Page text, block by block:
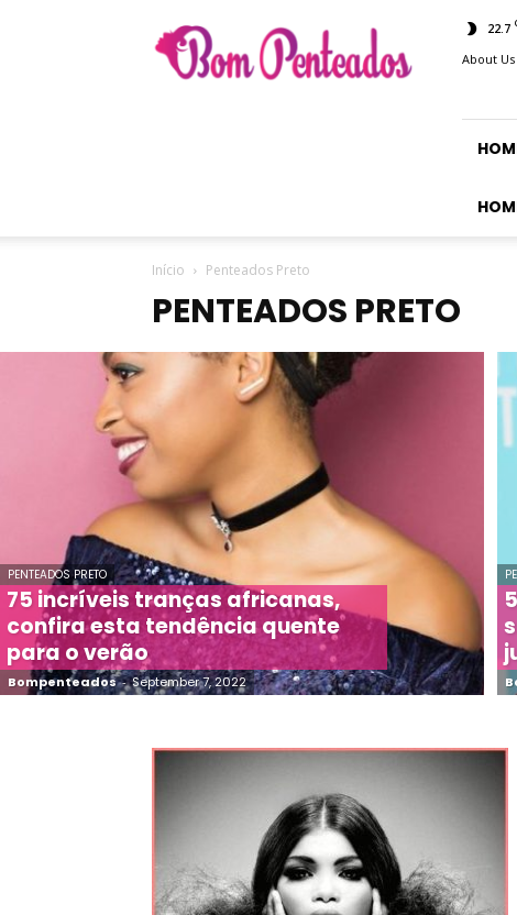
Penteados
22.7
About Us
Início Penteados Preto
PENTEADOS PRETO
PENTEADOS PRETO
75 incríveis tranças africanas,
confira esta tendência quente
para o verão
Bompenteados - September 7, 2022